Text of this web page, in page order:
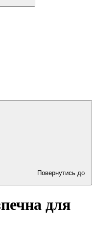
Повернутись до
для